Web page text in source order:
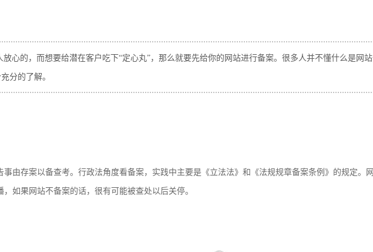
心的，而想要给潜在客户吃下“定心丸”，那么就要先给你的网站进行备案。很多人并不懂什么是网
分的了解。
事由存案以备查考。行政法角度看备案，实践中主要是《立法法》和《法规规章备案条例》的规定。
如果网站不备案的话，很有可能被查处以后关停。